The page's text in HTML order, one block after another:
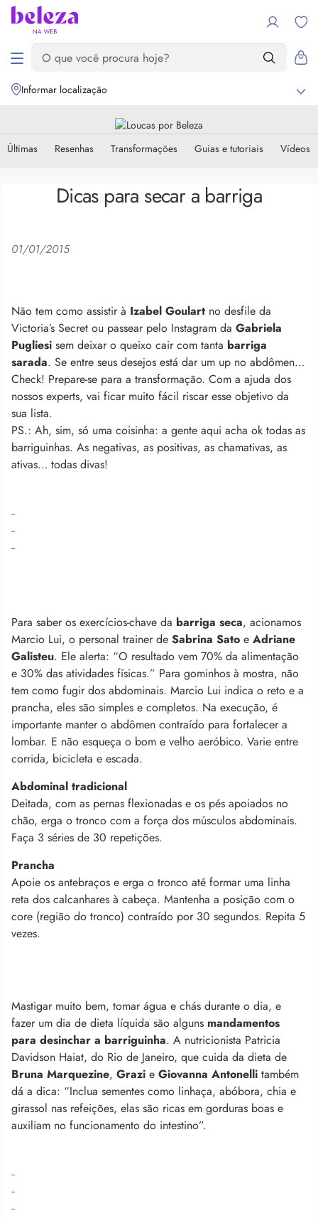
Informar localização
Últimas Resenhas Transformações Guias e tutoriais Vídeos
Dicas para secar a barriga
01/01/2015
Não tem como assistir à Izabel Goulart no desfile da
Victoria’s Secret ou passear pelo Instagram da Gabriela
Pugliesi sem deixar o queixo cair com tanta barriga
sarada. Se entre seus desejos está dar um up no abdômen…
Check! Prepare-se para a transformação. Com a ajuda dos
nossos experts, vai ficar muito fácil riscar esse objetivo da
sua lista.
PS.: Ah, sim, só uma coisinha: a gente aqui acha ok todas as
barriguinhas. As negativas, as positivas, as chamativas, as
ativas… todas divas!
Para saber os exercícios-chave da barriga seca, acionamos
Marcio Lui, o personal trainer de Sabrina Sato e Adriane
Galisteu. Ele alerta: “O resultado vem 70% da alimentação
e 30% das atividades físicas.” Para gominhos à mostra, não
tem como fugir dos abdominais. Marcio Lui indica o reto e a
prancha, eles são simples e completos. Na execução, é
importante manter o abdômen contraído para fortalecer a
lombar. E não esqueça o bom e velho aeróbico. Varie entre
corrida, bicicleta e escada.
Abdominal tradicional
Deitada, com as pernas flexionadas e os pés apoiados no
chão, erga o tronco com a força dos músculos abdominais.
Faça 3 séries de 30 repetições.
Prancha
Apoie os antebraços e erga o tronco até formar uma linha
reta dos calcanhares à cabeça. Mantenha a posição com o
core (região do tronco) contraído por 30 segundos. Repita 5
vezes.
Mastigar muito bem, tomar água e chás durante o dia, e
fazer um dia de dieta líquida são alguns mandamentos
para desinchar a barriguinha. A nutricionista Patricia
Davidson Haiat, do Rio de Janeiro, que cuida da dieta de
Bruna Marquezine, Grazi e Giovanna Antonelli também
dá a dica: “Inclua sementes como linhaça, abóbora, chia e
girassol nas refeições, elas são ricas em gorduras boas e
auxiliam no funcionamento do intestino”.